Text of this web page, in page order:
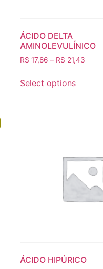
ÁCIDO DELTA
AMINOLEVULÍNICO
R$ 17,86 – R$ 21,43
Select options
ÁCIDO HIPÚRICO